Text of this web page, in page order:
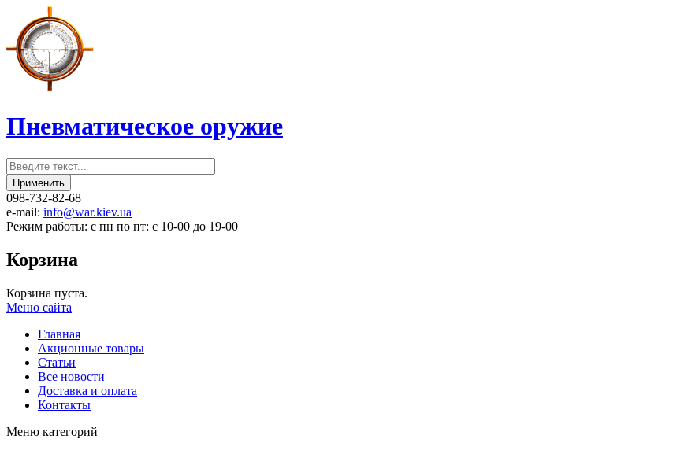
Пневматическое оружие
098-732-82-68
e-mail: info@war.kiev.ua
Режим работы: с пн по пт: с 10-00 до 19-00
Корзина
Корзина пуста.
Меню сайта
Главная
Акционные товары
Статьи
Все новости
Доставка и оплата
Контакты
Меню категорий